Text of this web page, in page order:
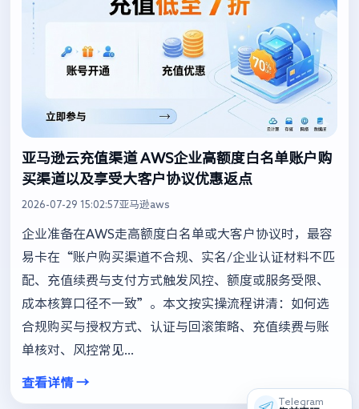
亚马逊云充值渠道 AWS企业高额度白名单账户购
买渠道以及享受大客户协议优惠返点
2026-07-29 15:02:57亚马逊aws
企业准备在AWS走高额度白名单或大客户协议时，最容
易卡在“账户购买渠道不合规、实名/企业认证材料不匹
配、充值续费与支付方式触发风控、额度或服务受限、
成本核算口径不一致”。本文按实操流程讲清：如何选
合规购买与授权方式、认证与回滚策略、充值续费与账
单核对、风控常见...
查看详情 →
Telegram